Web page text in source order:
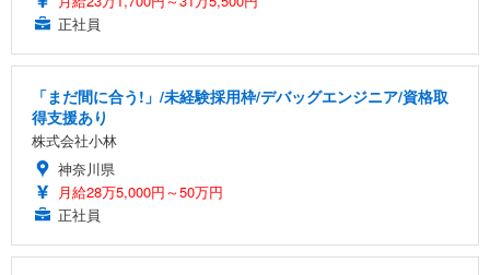
正社員
「まだ間に合う!」/未経験採用枠/デバッグエンジニア/資格取
得支援あり
株式会社小林
神奈川県
月給28万5,000円～50万円
正社員